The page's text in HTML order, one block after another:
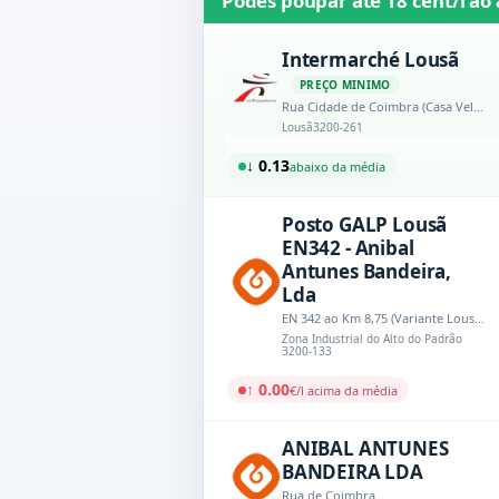
Intermarché Lousã
PREÇO MINIMO
Rua Cidade de Coimbra (Casa Velha)
Lousã3200-261
↓ 0.13abaixo da média
Posto GALP Lousã
EN342 - Anibal
Antunes Bandeira,
Lda
EN 342 ao Km 8,75 (Variante Lousã-Miranda do Corvo)
Zona Industrial do Alto do Padrão
3200-133
↑ 0.00€/l acima da média
ANIBAL ANTUNES
BANDEIRA LDA
Rua de Coimbra